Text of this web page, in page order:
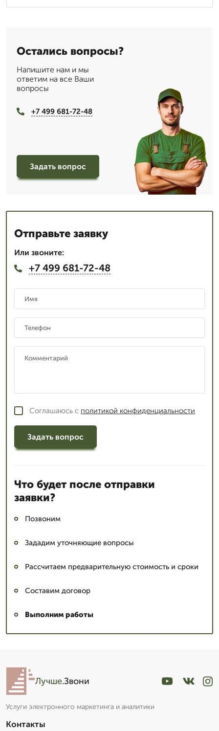
Остались вопросы?
Напишите нам и мы
ответим на все Ваши
вопросы
+7 499 681-72-48
Задать вопрос
Отправьте заявку
Или звоните:
+7 499 681-72-48
Соглашаюсь с политикой конфиденциальности
Задать вопрос
Что будет после отправки
заявки?
Позвоним
Зададим уточняющие вопросы
Рассчитаем предварительную стоимость и сроки
Составим договор
Выполним работы
Лучше.Звони
Услуги электронного маркетинга и аналитики
Контакты